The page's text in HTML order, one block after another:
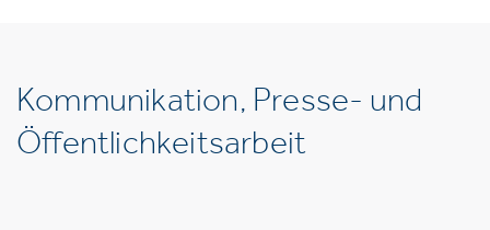
Kommunikation, Presse- und
Öffentlichkeitsarbeit